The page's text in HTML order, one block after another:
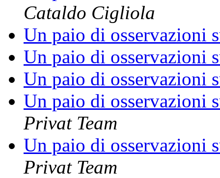
Cataldo Cigliola
Un paio di osservazioni
Un paio di osservazioni
Un paio di osservazioni
Un paio di osservazioni
Privat Team
Un paio di osservazioni
Privat Team